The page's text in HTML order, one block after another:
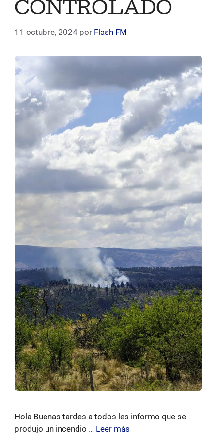
CONTROLADO
11 octubre, 2024 por Flash FM
Hola Buenas tardes a todos les informo que se
produjo un incendio … Leer más